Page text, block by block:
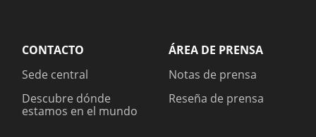
CONTACTO
Sede central
Descubre dónde
estamos en el mundo
ÁREA DE PRENSA
Notas de prensa
Reseña de prensa